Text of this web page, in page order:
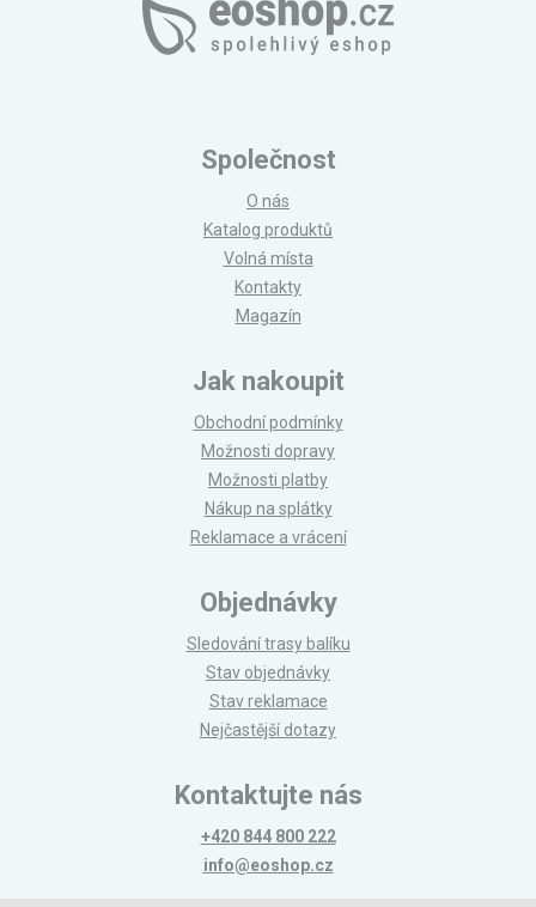
Společnost
O nás
Katalog produktů
Volná místa
Kontakty
Magazín
Jak nakoupit
Obchodní podmínky
Možnosti dopravy
Možnosti platby
Nákup na splátky
Reklamace a vrácení
Objednávky
Sledování trasy balíku
Stav objednávky
Stav reklamace
Nejčastější dotazy
Kontaktujte nás
+420 844 800 222
info@eoshop.cz